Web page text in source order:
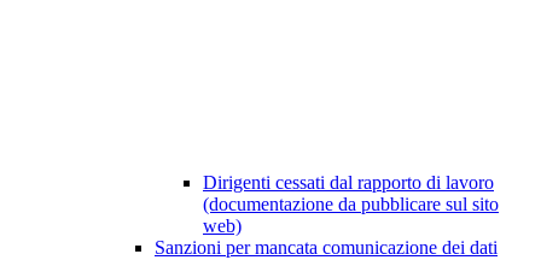
Dirigenti cessati dal rapporto di lavoro
(documentazione da pubblicare sul sito
web)
Sanzioni per mancata comunicazione dei dati